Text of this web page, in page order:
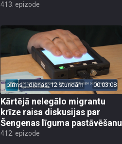
413. epizode
pirms 1 dienas, 12 stundām 00:03:08
Kārtējā nelegālo migrantu
krīze raisa diskusijas par
Šengenas līguma pastāvēšanu
412. epizode